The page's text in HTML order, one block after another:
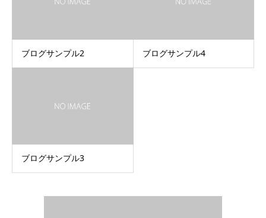
ブログサンプル2 ブログサンプル4
ブログサンプル3